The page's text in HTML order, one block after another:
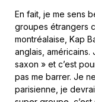
En fait, je me sens
groupes étrangers
montréalaise, Kap
anglais,
saxon » et c’est
pas me barrer. Je
parisienne, je